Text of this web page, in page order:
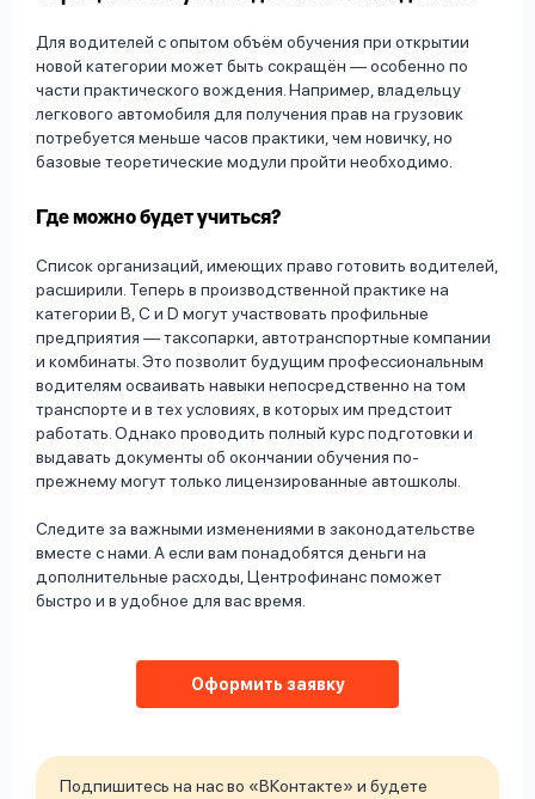
Для водителей с опытом объём обучения при открытии
новой категории может быть сокращён — особенно по
части практического вождения. Например, владельцу
легкового автомобиля для получения прав на грузовик
потребуется меньше часов практики, чем новичку, но
базовые теоретические модули пройти необходимо.
Где можно будет учиться?
Список организаций, имеющих право готовить водителей,
расширили. Теперь в производственной практике на
категории В, С и D могут участвовать профильные
предприятия — таксопарки, автотранспортные компании
и комбинаты. Это позволит будущим профессиональным
водителям осваивать навыки непосредственно на том
транспорте и в тех условиях, в которых им предстоит
работать. Однако проводить полный курс подготовки и
выдавать документы об окончании обучения по-
прежнему могут только лицензированные автошколы.
Следите за важными изменениями в законодательстве
вместе с нами. А если вам понадобятся деньги на
дополнительные расходы, Центрофинанс поможет
быстро и в удобное для вас время.
Оформить заявку
Подпишитесь на нас во «ВКонтакте» и будете